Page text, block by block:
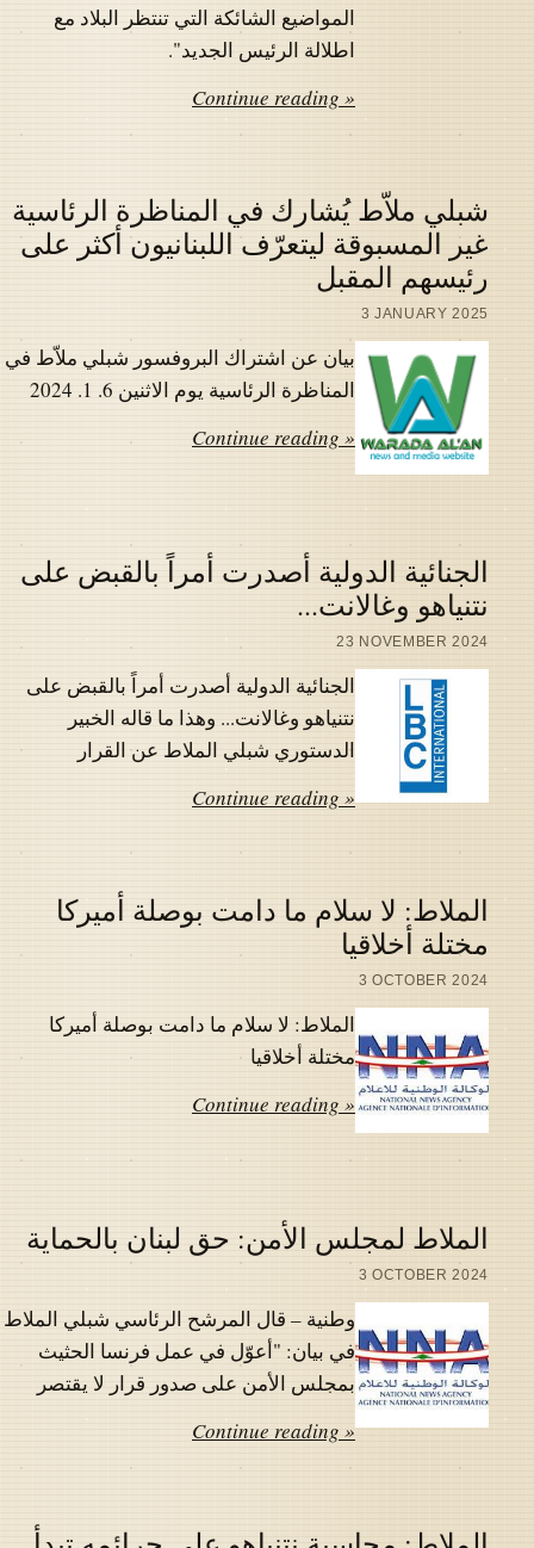
المواضيع الشائكة التي تنتظر البلاد مع
اطلالة الرئيس الجديد".
Continue reading »
شبلي ملاّط يُشارك في المناظرة الرئاسية
غير المسبوقة ليتعرّف اللبنانيون أكثر على
رئيسهم المقبل
3 JANUARY 2025
بيان عن اشتراك البروفسور شبلي ملاّط في
المناظرة الرئاسية يوم الاثنين 6. 1. 2024
Continue reading »
الجنائية الدولية أصدرت أمراً بالقبض على
نتنياهو وغالانت...
23 NOVEMBER 2024
الجنائية الدولية أصدرت أمراً بالقبض على
نتنياهو وغالانت... وهذا ما قاله الخبير
الدستوري شبلي الملاط عن القرار
Continue reading »
الملاط: لا سلام ما دامت بوصلة أميركا
مختلة أخلاقيا
3 OCTOBER 2024
الملاط: لا سلام ما دامت بوصلة أميركا
مختلة أخلاقيا
Continue reading »
الملاط لمجلس الأمن: حق لبنان بالحماية
3 OCTOBER 2024
وطنية – قال المرشح الرئاسي شبلي الملاط
في بيان: "أعوّل في عمل فرنسا الحثيث
بمجلس الأمن على صدور قرار لا يقتصر
Continue reading »